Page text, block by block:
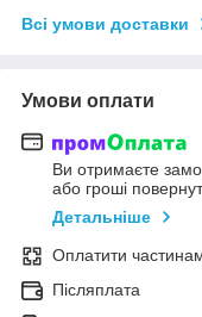
Всі умови доставки
Умови оплати
Ви отримаєте
або гроші
Детальніше
Оплатити
Післяплата